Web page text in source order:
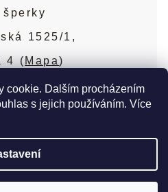
cookie. Dalším procházením
s jejich používáním. Více
šperky
1525/1,
4 ( Mapa)
prodejně
šperky. Všechna práva
nastavení cookies